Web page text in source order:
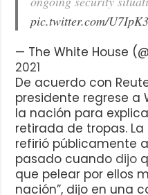
pic.twitter.com/
— The White House
2021
De acuerdo con
presidente regrese a
la nación para
retirada de tropas.
refirió públicamente
pasado cuando dijo
que pelear por ellos
nación”, dijo en una